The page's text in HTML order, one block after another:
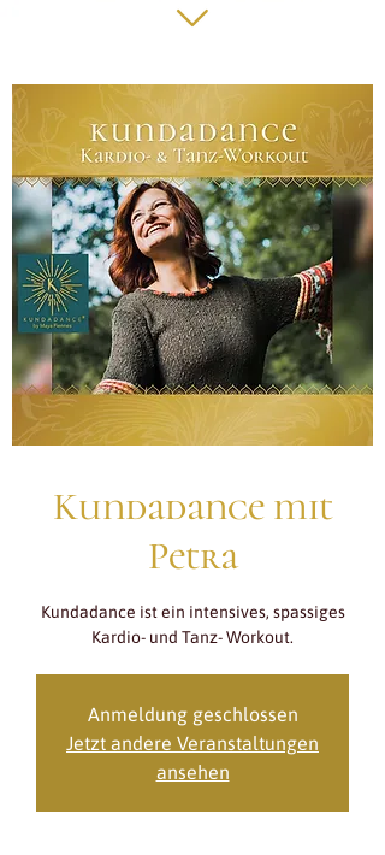
Kundadance mit
Petra
Kundadance ist ein intensives, spassiges
Kardio- und Tanz- Workout.
Anmeldung geschlossen
Jetzt andere Veranstaltungen
ansehen